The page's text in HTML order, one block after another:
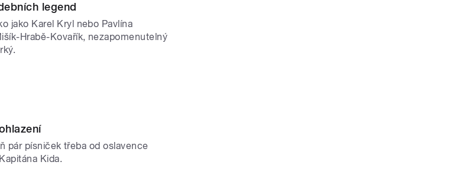
legend
jako Karel Kryl nebo Pavlína
Hrabě-Kovařík, nezapomenutelný
pár písniček třeba od oslavence
Kida.